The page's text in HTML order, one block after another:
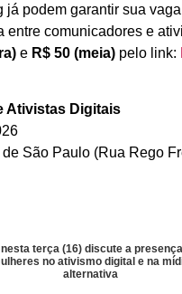
podem garantir sua
comunicadores e
e R$ 50 (meia) pelo link:
Ativistas Digitais
São Paulo (Rua Rego
nesta terça (16) discute a
no ativismo digital e na
alternativa